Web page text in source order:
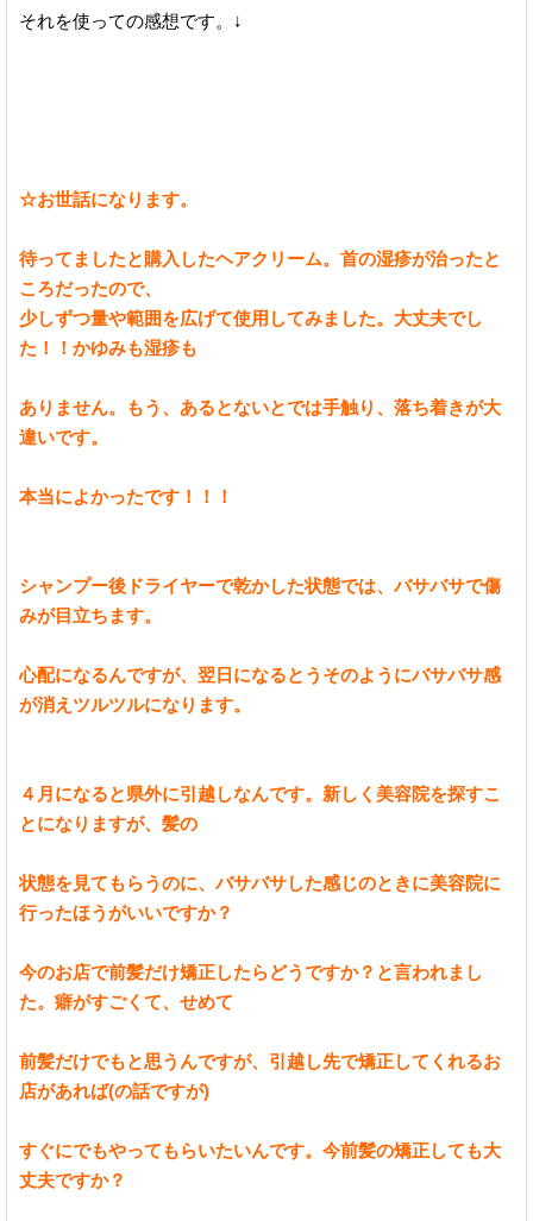
それを使っての感想です。↓
☆お世話になります。
待ってましたと購入したヘアクリーム。首の湿疹が治ったと
ころだったので、
少しずつ量や範囲を広げて使用してみました。大丈夫でし
た！！かゆみも湿疹も
ありません。もう、あるとないとでは手触り、落ち着きが大
違いです。
本当によかったです！！！
シャンプー後ドライヤーで乾かした状態では、バサバサで傷
みが目立ちます。
心配になるんですが、翌日になるとうそのようにバサバサ感
が消えツルツルになります。
４月になると県外に引越しなんです。新しく美容院を探すこ
とになりますが、髪の
状態を見てもらうのに、バサバサした感じのときに美容院に
行ったほうがいいですか？
今のお店で前髪だけ矯正したらどうですか？と言われまし
た。癖がすごくて、せめて
前髪だけでもと思うんですが、引越し先で矯正してくれるお
店があれば(の話ですが)
すぐにでもやってもらいたいんです。今前髪の矯正しても大
丈夫ですか？